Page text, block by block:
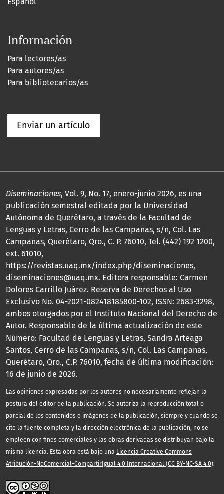
Información
Para lectores/as
Para autores/as
Para bibliotecarios/as
Enviar un artículo
Diseminaciones, Vol. 9, No. 17, enero-junio 2026, es una
publicación semestral editada por la Universidad
Autónoma de Querétaro, a través de la Facultad de
Lenguas y Letras, Cerro de las Campanas, s/n, Col. Las
Campanas, Querétaro, Qro., C. P. 76010, Tel. (442) 192 1200,
ext. 61010,
https://revistas.uaq.mx/index.php/diseminaciones,
diseminaciones@uaq.mx. Editora responsable: Carmen
Dolores Carrillo Juárez. Reserva de Derechos al Uso
Exclusivo No. 04-2021-082418185800-102, ISSN: 2683-3298,
ambos otorgados por el Instituto Nacional del Derecho de
Autor. Responsable de la última actualización de este
Número: Facultad de Lenguas y Letras, Sandra Arteaga
Santos, Cerro de las Campanas, s/n, Col. Las Campanas,
Querétaro, Qro., C.P. 76010, fecha de última modificación:
16 de junio de 2026.
Las opiniones expresadas por los autores no necesariamente reflejan la
postura del editor de la publicación. Se autoriza la reproducción total o
parcial de los contenidos e imágenes de la publicación, siempre y cuando se
cite la fuente completa y la dirección electrónica de la publicación, no se
empleen con fines comerciales y las obras derivadas se distribuyan bajo la
misma licencia. Esta obra está bajo una Licencia Creative Commons
Atribución-NoComercial-CompartirIgual 4.0 Internacional (CC BY-NC-SA 4.0).